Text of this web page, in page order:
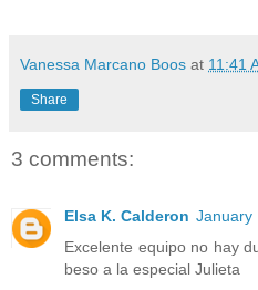
Vanessa Marcano Boos at 11:41
Share
3 comments:
Elsa K. Calderon January
Excelente equipo no hay
beso a la especial Julieta